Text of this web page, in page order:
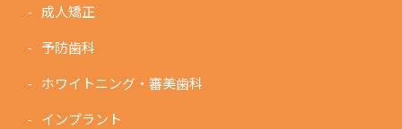
成人矯正
予防歯科
ホワイトニング・審美歯科
インプラント